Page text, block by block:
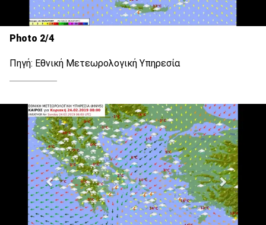
Photo 2/4
Πηγή: Εθνική Μετεωρολογική Υπηρεσία